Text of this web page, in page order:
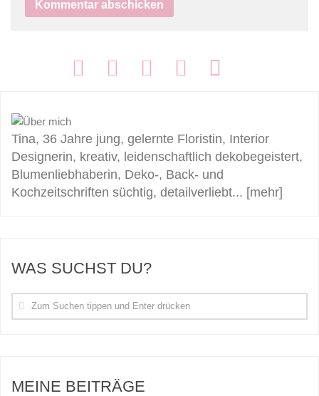
Tina, 36 Jahre jung, gelernte Floristin, Interior
Designerin, kreativ, leidenschaftlich dekobegeistert,
Blumenliebhaberin, Deko-, Back- und
Kochzeitschriften süchtig, detailverliebt... [mehr]
WAS SUCHST DU?
MEINE BEITRÄGE